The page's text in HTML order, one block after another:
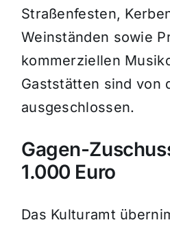
Straßenfesten,
Weinständen sowie
kommerziellen
Gaststätten sind von
ausgeschlossen.
Gagen-
1.000 Euro
Das Kulturamt